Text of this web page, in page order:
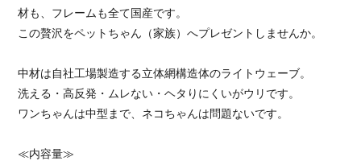
材も、フレームも全て国産です。
この贅沢をペットちゃん（家族）へプレゼントしませんか。
中材は自社工場製造する立体網構造体のライトウェーブ。
洗える・高反発・ムレない・ヘタりにくいがウリです。
ワンちゃんは中型まで、ネコちゃんは問題ないです。
≪内容量≫